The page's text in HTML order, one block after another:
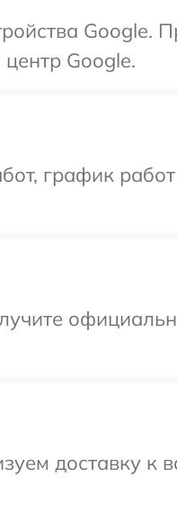
Google.
Google.
график
доставку к